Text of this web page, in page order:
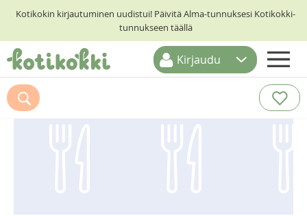
Kotikokin kirjautuminen uudistui! Päivitä Alma-tunnuksesi Kotikokki-
tunnukseen täällä
ETUSIVU
RESEPTIHAKU
Kirjaudu
Suosittelemme myös